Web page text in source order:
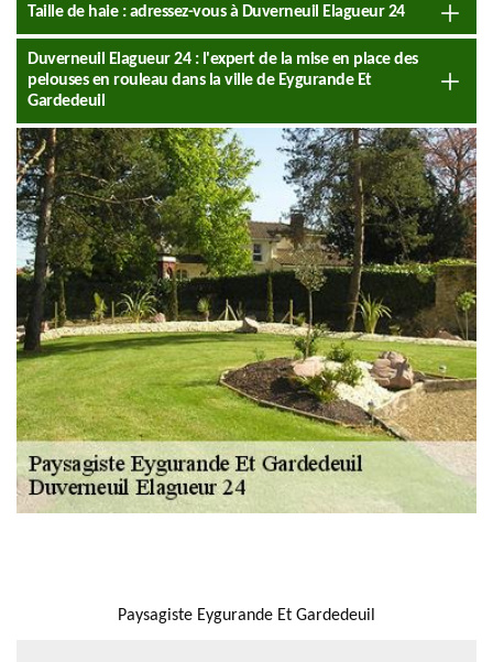
Taille de haie : adressez-vous à Duverneuil Elagueur 24
Duverneuil Elagueur 24 : l'expert de la mise en place des
pelouses en rouleau dans la ville de Eygurande Et
Gardedeuil
Paysagiste Eygurande Et Gardedeuil